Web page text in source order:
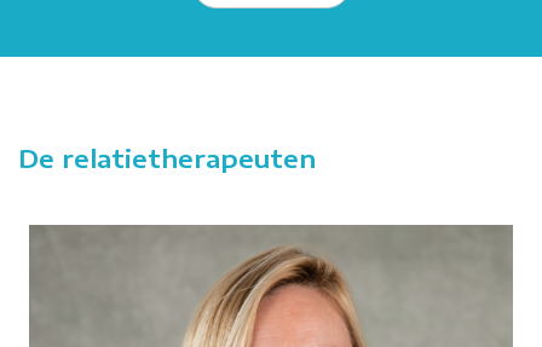
De relatietherapeuten